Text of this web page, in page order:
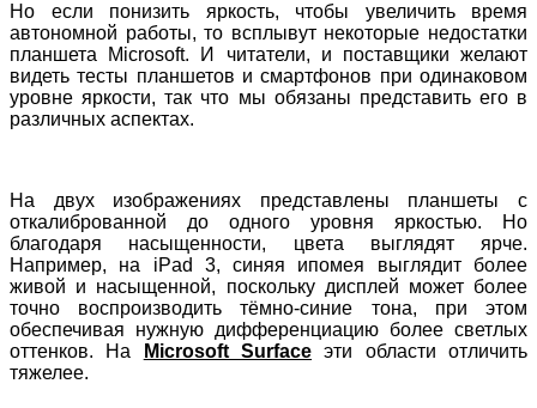
Но если понизить яркость, чтобы увеличить время
автономной работы, то всплывут некоторые недостатки
планшета Microsoft. И читатели, и поставщики желают
видеть тесты планшетов и смартфонов при одинаковом
уровне яркости, так что мы обязаны представить его в
различных аспектах.
На двух изображениях представлены планшеты с
откалиброванной до одного уровня яркостью. Но
благодаря насыщенности, цвета выглядят ярче.
Например, на iPad 3, синяя ипомея выглядит более
живой и насыщенной, поскольку дисплей может более
точно воспроизводить тёмно-синие тона, при этом
обеспечивая нужную дифференциацию более светлых
оттенков. На
Microsoft Surface эти области отличить
тяжелее.